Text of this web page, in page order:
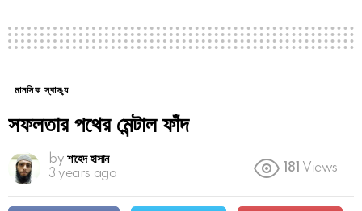
মানসিক স্বাস্থ্য
সফলতার পথের মেন্টাল ফাঁদ
by শাহেদ হাসান
3 years ago
181 Views